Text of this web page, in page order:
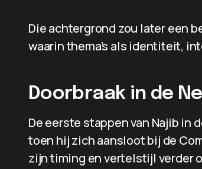
Die achtergrond zou later een
waarin thema’s als identiteit,
Doorbraak in de
De eerste stappen van Najib in
toen hij zich aansloot bij de
zijn timing en vertelstijl verder